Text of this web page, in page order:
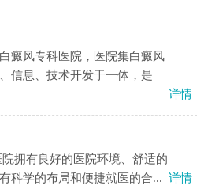
癜风专科医院，医院集白癜风
信息、技术开发于一体，是
详情
院拥有良好的医院环境、舒适的
科学的布局和便捷就医的合... 详情